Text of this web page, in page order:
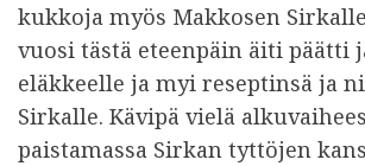
kukkoja myös Makkosen
vuosi tästä eteenpäin äiti päätti
eläkkeelle ja myi reseptinsä ja
Sirkalle. Kävipä vielä
paistamassa Sirkan tyttöjen